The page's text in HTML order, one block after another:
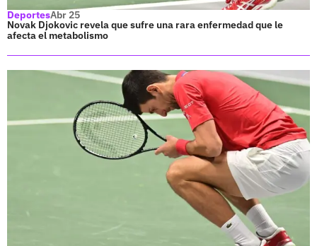
DeportesAbr 25
Novak Djokovic revela que sufre una rara enfermedad que le
afecta el metabolismo